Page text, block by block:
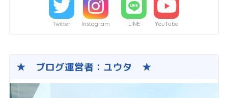
Twitter Instagram LINE YouTube
★ ブログ運営者：ユウタ ★